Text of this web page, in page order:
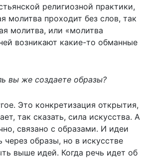
религиозной практики,
молитва проходит без слов, так
молитва, или «молитва
возникают какие-то обманные
вы же создаете образы?
Это конкретизация открытия,
так сказать, сила искусства. А
связано с образами. И идеи
через образы, но в искусстве
выше идей. Когда речь идет об